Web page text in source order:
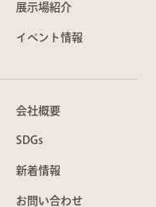
展示場紹介
イベント情報
会社概要
SDGs
新着情報
お問い合わせ